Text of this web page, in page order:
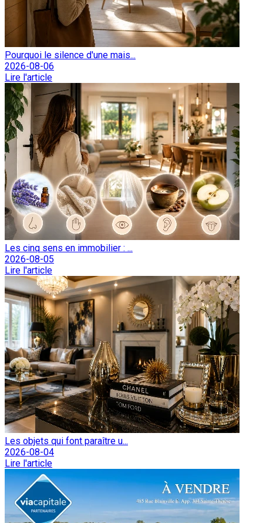
Pourquoi le silence d'une mais...
2026-08-06
Lire l'article
Les cinq sens en immobilier : ...
2026-08-05
Lire l'article
Les objets qui font paraître u...
2026-08-04
Lire l'article